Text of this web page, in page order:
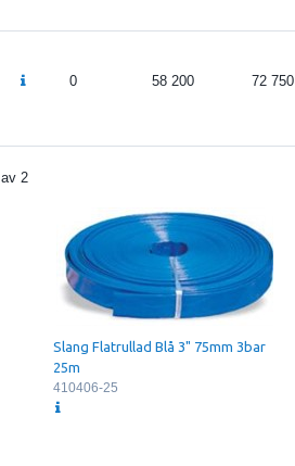
0 58 200 72 750
av 2
Slang Flatrullad Blå 3" 75mm 3bar
25m
410406-25